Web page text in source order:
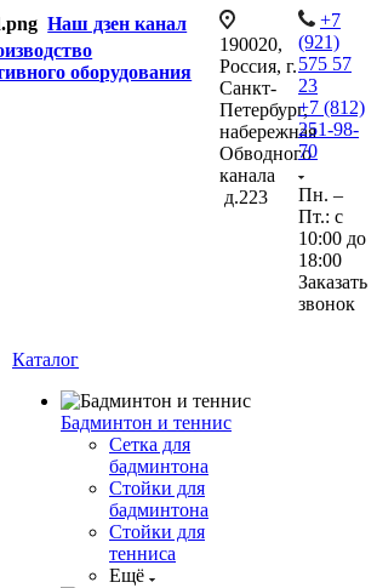
Наш дзен канал
оборудования
190020,
Россия, г.
Санкт-
Петербург,
набережная
Обводного
канала
д.223
+7
(921)
575 57
23
+7 (812)
251-98-
70
Пн. –
Пт.: с
10:00 до
18:00
Заказать
звонок
Каталог
Бадминтон и теннис
Сетка для
бадминтона
Стойки для
бадминтона
Стойки для
тенниса
Ещё